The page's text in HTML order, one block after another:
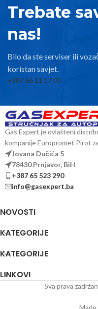
Trebate
nas!
Bilo da ste serviser ili
koristan savjet.
+387 66 11 17 00
Gas Expert je ovlašteni
kompanije Europromet Pirot
Jovana Dučića 5
78430 Prnjavor, BiH
+387 65 523 290
info@gasexpert.ba
NOVOSTI
KATEGORIJE
KATEGORIJE
LINKOVI
Sva prava